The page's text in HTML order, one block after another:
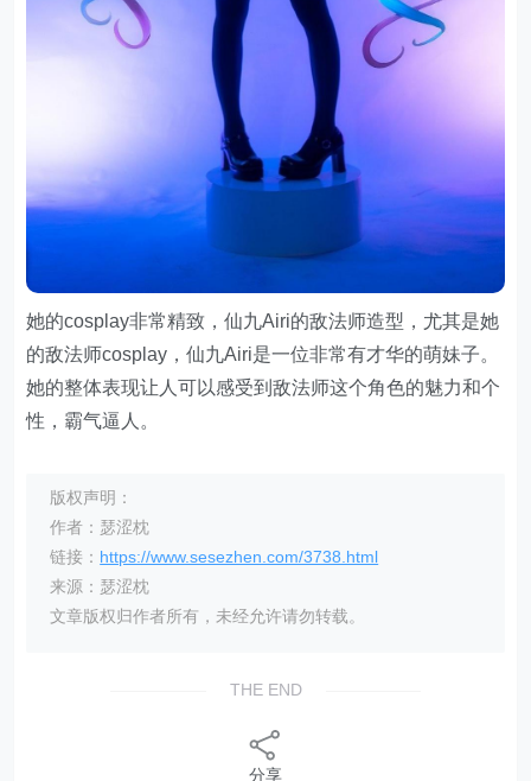
她的cosplay非常精致，仙九Airi的敌法师造型，尤其是她
的敌法师cosplay，仙九Airi是一位非常有才华的萌妹子。
她的整体表现让人可以感受到敌法师这个角色的魅力和个
性，霸气逼人。
版权声明：
作者：瑟涩枕
链接： https://www.sesezhen.com/3738.html
来源：瑟涩枕
文章版权归作者所有，未经允许请勿转载。
THE END
分享